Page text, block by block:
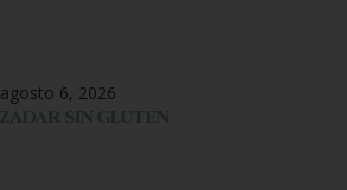
agosto 6, 2026
ZADAR SIN GLUTEN